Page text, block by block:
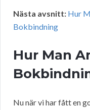
Nästa avsnitt: Hur
Bokbindning
Hur Man
Nu när vi har fått en